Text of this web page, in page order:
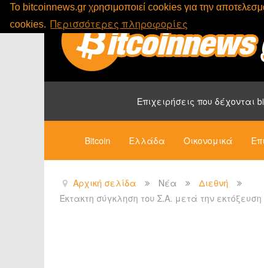
To bitcoinnews.gr χρησιμοποιεί cookies για την
cookies. Περισσότερες πληροφορίες
Επιχειρήσεις που δέχονται
Bitcoin Ελλάδα Οικονομικά
Αρχική σελίδα Νέα
Διεθνή
Έκτακτη σύγκληση του Σ.Α. μετά την